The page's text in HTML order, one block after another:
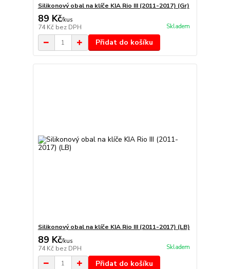
Silikonový obal na klíče KIA Rio III (2011-2017) (Gr)
89 Kč/kus
74 Kč bez DPH Skladem
Přidat do košíku
Silikonový obal na klíče KIA Rio III (2011-2017) (LB)
89 Kč/kus
74 Kč bez DPH Skladem
Přidat do košíku